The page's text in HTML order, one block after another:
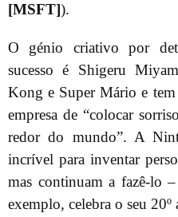
[MSFT]).
O génio criativo por
sucesso é Shigeru
Kong e Super Mário e
empresa de “colocar
redor do mundo”. A
incrível para inventar
mas continuam a fazê-lo
exemplo, celebra o seu 20º